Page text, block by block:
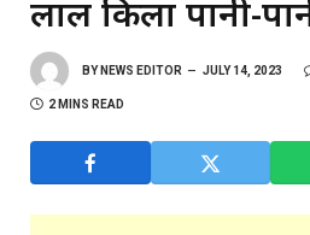
लाल किला पानी-
BY NEWS EDITOR JULY 14, 2023
2 MINS READ